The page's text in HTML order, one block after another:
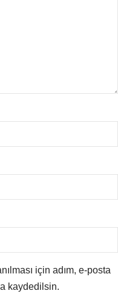
için adım, e-posta
kaydedilsin.